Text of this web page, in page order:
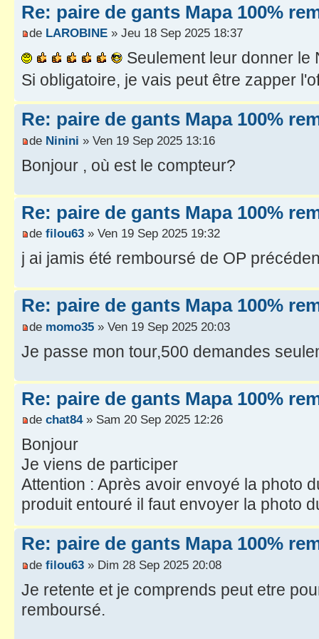
Re: paire de gants Mapa 100%
de LAROBINE » Jeu 18 Sep 2025 18:37
Seulement leur donner le
Si obligatoire, je vais peut être zapper
Re: paire de gants Mapa 100%
de Ninini » Ven 19 Sep 2025 13:16
Bonjour , où est le compteur?
Re: paire de gants Mapa 100%
de filou63 » Ven 19 Sep 2025 19:32
j ai jamis été remboursé de OP
Re: paire de gants Mapa 100%
de momo35 » Ven 19 Sep 2025 20:03
Je passe mon tour,500 demandes
Re: paire de gants Mapa 100%
de chat84» Sam 20 Sep 2025 12:26
Bonjour
Je viens de participer
Attention : Après avoir envoyé la photo
produit entouré il faut envoyer la photo
Re: paire de gants Mapa 100%
de filou63 » Dim 28 Sep 2025 20:08
Je retente et je comprends peut etre
remboursé.